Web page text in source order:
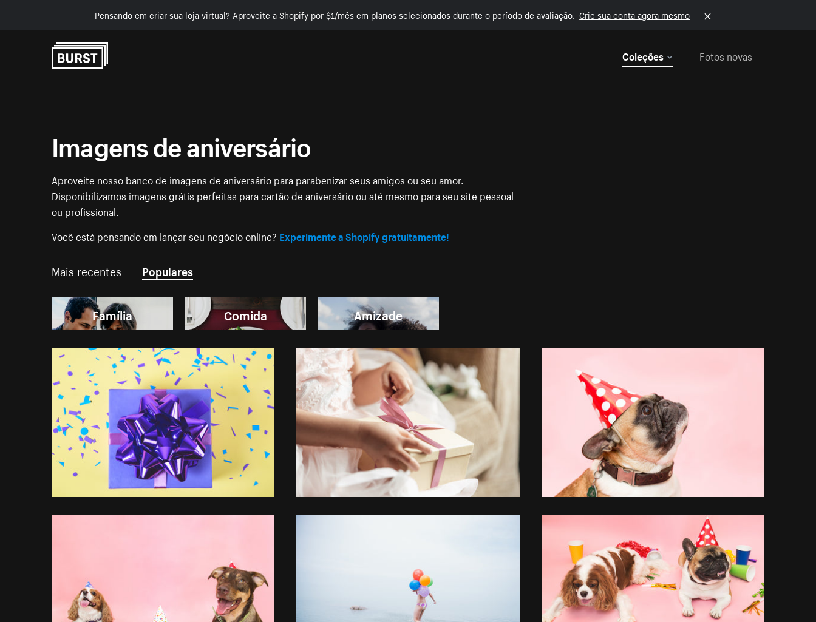
Pensando em criar sua loja virtual? Aproveite a Shopify por $1/mês em planos selecionados durante o período de avaliação. Crie sua conta agora mesmo
Coleções
Fotos novas
Imagens de aniversário
Aproveite nosso banco de imagens de aniversário para parabenizar seus amigos ou seu amor.
Disponibilizamos imagens grátis perfeitas para cartão de aniversário ou até mesmo para seu site pessoal
ou profissional.
Você está pensando em lançar seu negócio online? Experimente a Shopify gratuitamente!
Mais recentes Populares
Família Comida Amizade